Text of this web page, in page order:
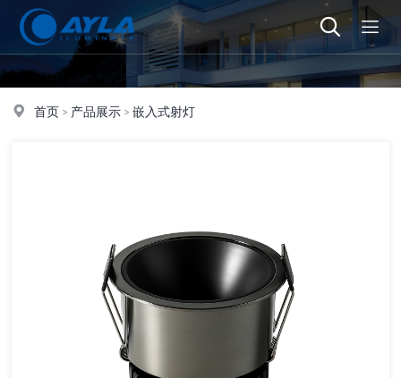
首页 >产品展示 >嵌入式射灯